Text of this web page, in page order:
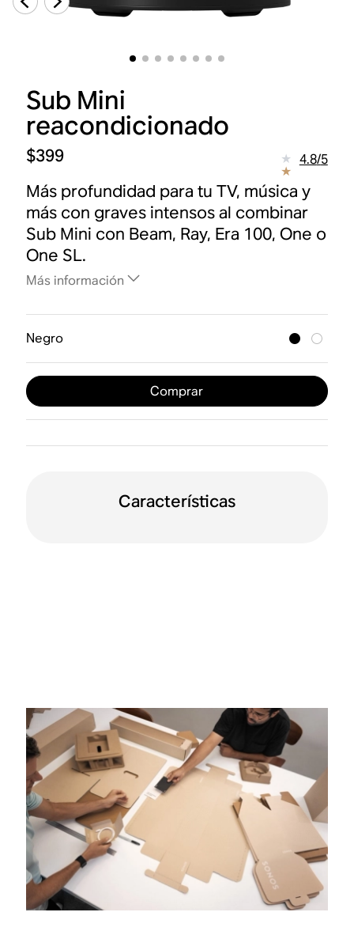
Sub Mini
reacondicionado
$399 4.8/5
Más profundidad para tu TV, música y
más con graves intensos al combinar
Sub Mini con Beam, Ray, Era 100, One o
One SL.
Más información
Negro
Comprar
Características